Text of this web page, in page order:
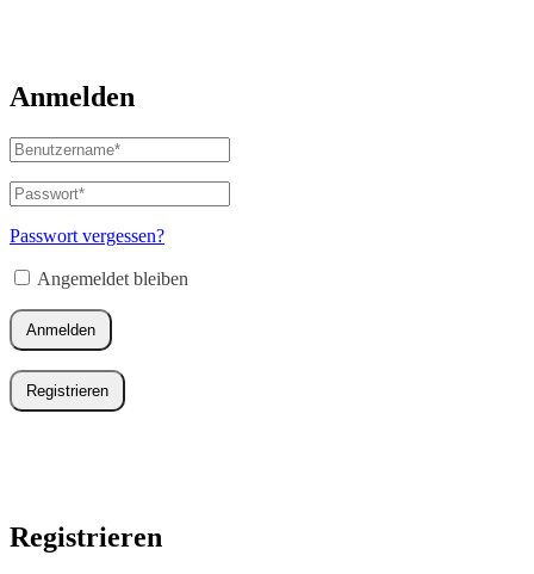
Anmelden
Benutzername
oder
E-
Mail-
Adresse*
Passwort*
Erforderlich
Passwort vergessen?
Angemeldet bleiben
Anmelden
Registrieren
Registrieren